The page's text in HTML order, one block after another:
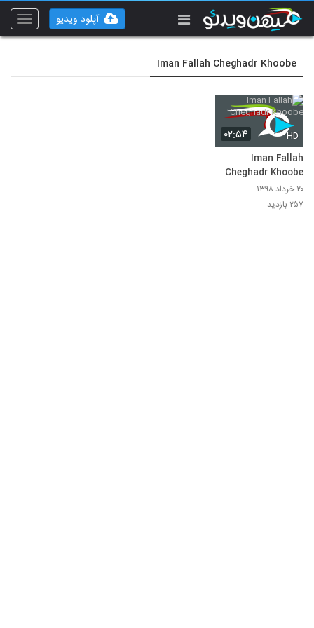
Toggle
آپلود ویدیو
Iman Fallah Cheghadr Khoobe
۰۲:۵۴ HD
Iman Fallah
Cheghadr Khoobe
۲۰ خرداد ۱۳۹۸
۲۵۷ بازدید